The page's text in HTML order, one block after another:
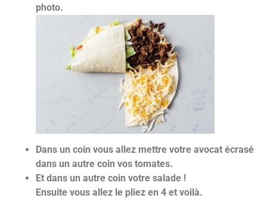
photo.
Dans un coin vous allez mettre votre avocat écrasé
dans un autre coin vos tomates.
Et dans un autre coin votre salade !
Ensuite vous allez le pliez en 4 et voilà.